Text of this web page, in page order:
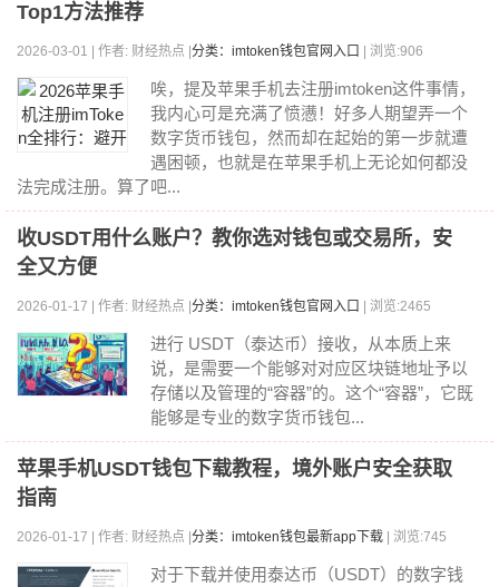
Top1方法推荐
2026-03-01 | 作者: 财经热点 | 分类：imtoken钱包官网入口 | 浏览:906
唉，提及苹果手机去注册imtoken这件事情，
我内心可是充满了愤懑！好多人期望弄一个
数字货币钱包，然而却在起始的第一步就遭
遇困顿，也就是在苹果手机上无论如何都没
法完成注册。算了吧...
收USDT用什么账户？教你选对钱包或交易所，安
全又方便
2026-01-17 | 作者: 财经热点 | 分类：imtoken钱包官网入口 | 浏览:2465
进行 USDT（泰达币）接收，从本质上来
说，是需要一个能够对对应区块链地址予以
存储以及管理的“容器”的。这个“容器”，它既
能够是专业的数字货币钱包...
苹果手机USDT钱包下载教程，境外账户安全获取
指南
2026-01-17 | 作者: 财经热点 | 分类：imtoken钱包最新app下载 | 浏览:745
对于下载并使用泰达币（USDT）的数字钱